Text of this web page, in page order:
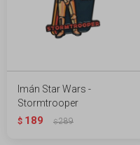
Imán Star Wars -
Stormtrooper
$ 189 $289